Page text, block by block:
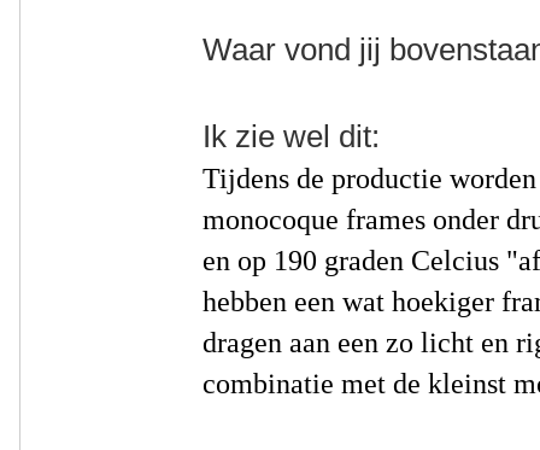
Waar vond jij
Ik zie wel dit:
Tijdens de productie
monocoque frames onder
en op 190 graden Celcius
hebben een wat hoekiger
dragen aan een zo licht en
combinatie met de kleinst